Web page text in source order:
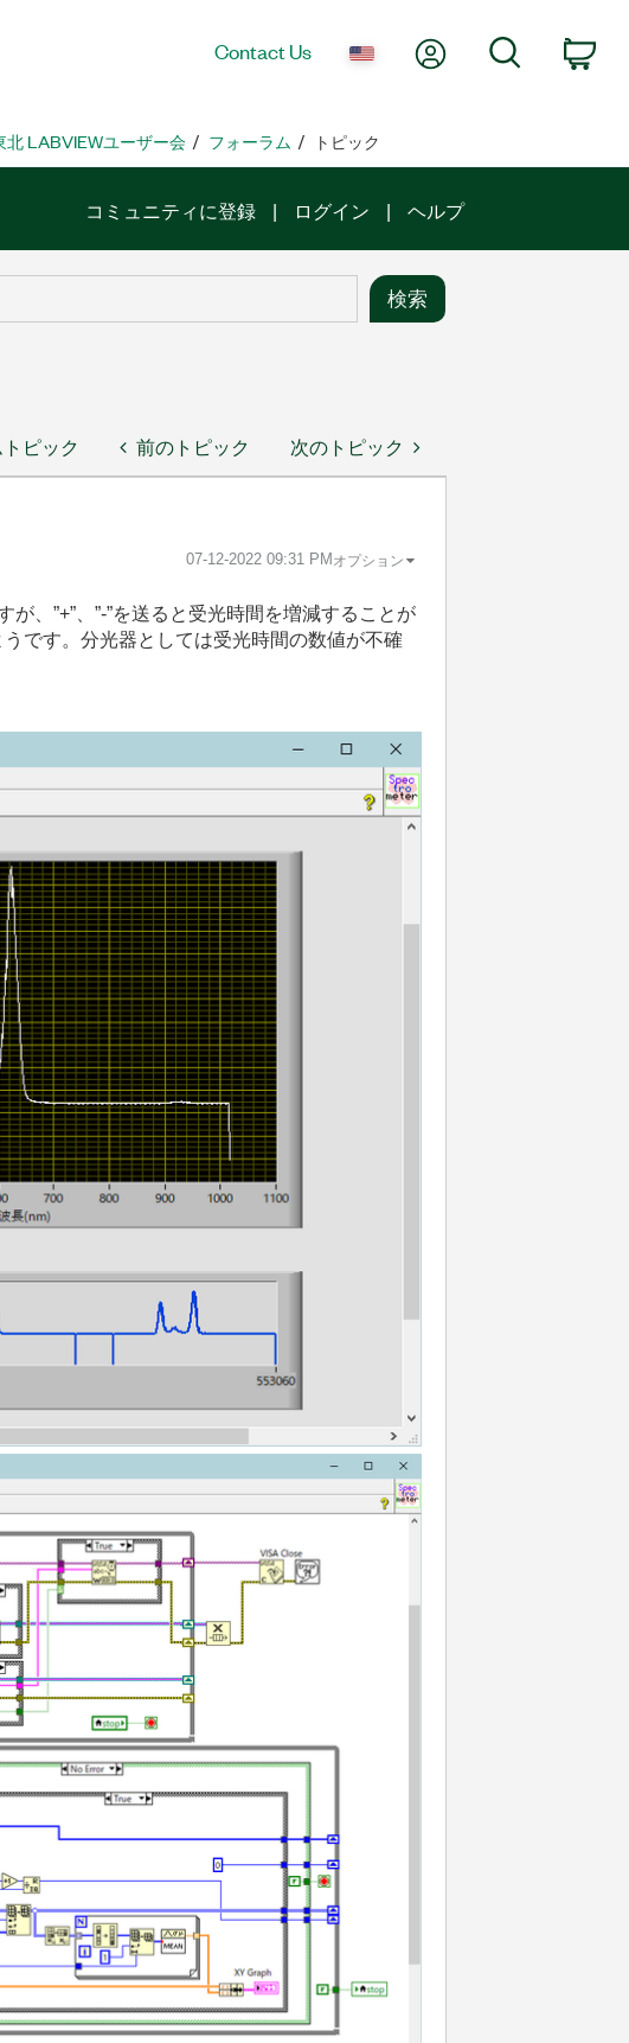
Contact Us My AccountSearch
北 LABVIEWユーザー会 フォーラム トピック
コミュニティに登録 ログイン ヘルプ
ピック 前のトピック 次のトピック
‎07-12-2022 09:31 PM オプション
、”+”、”-”を送ると受光時間を増減することが
です。分光器としては受光時間の数値が不確